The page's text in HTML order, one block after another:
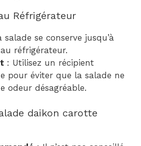
Réfrigérateur
salade se conserve jusqu’à
réfrigérateur.
: Utilisez un récipient
pour éviter que la salade ne
odeur désagréable.
daikon carotte